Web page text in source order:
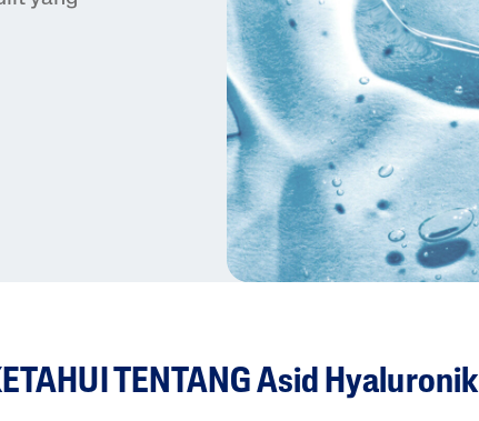
TENTANG Asid Hyaluronik